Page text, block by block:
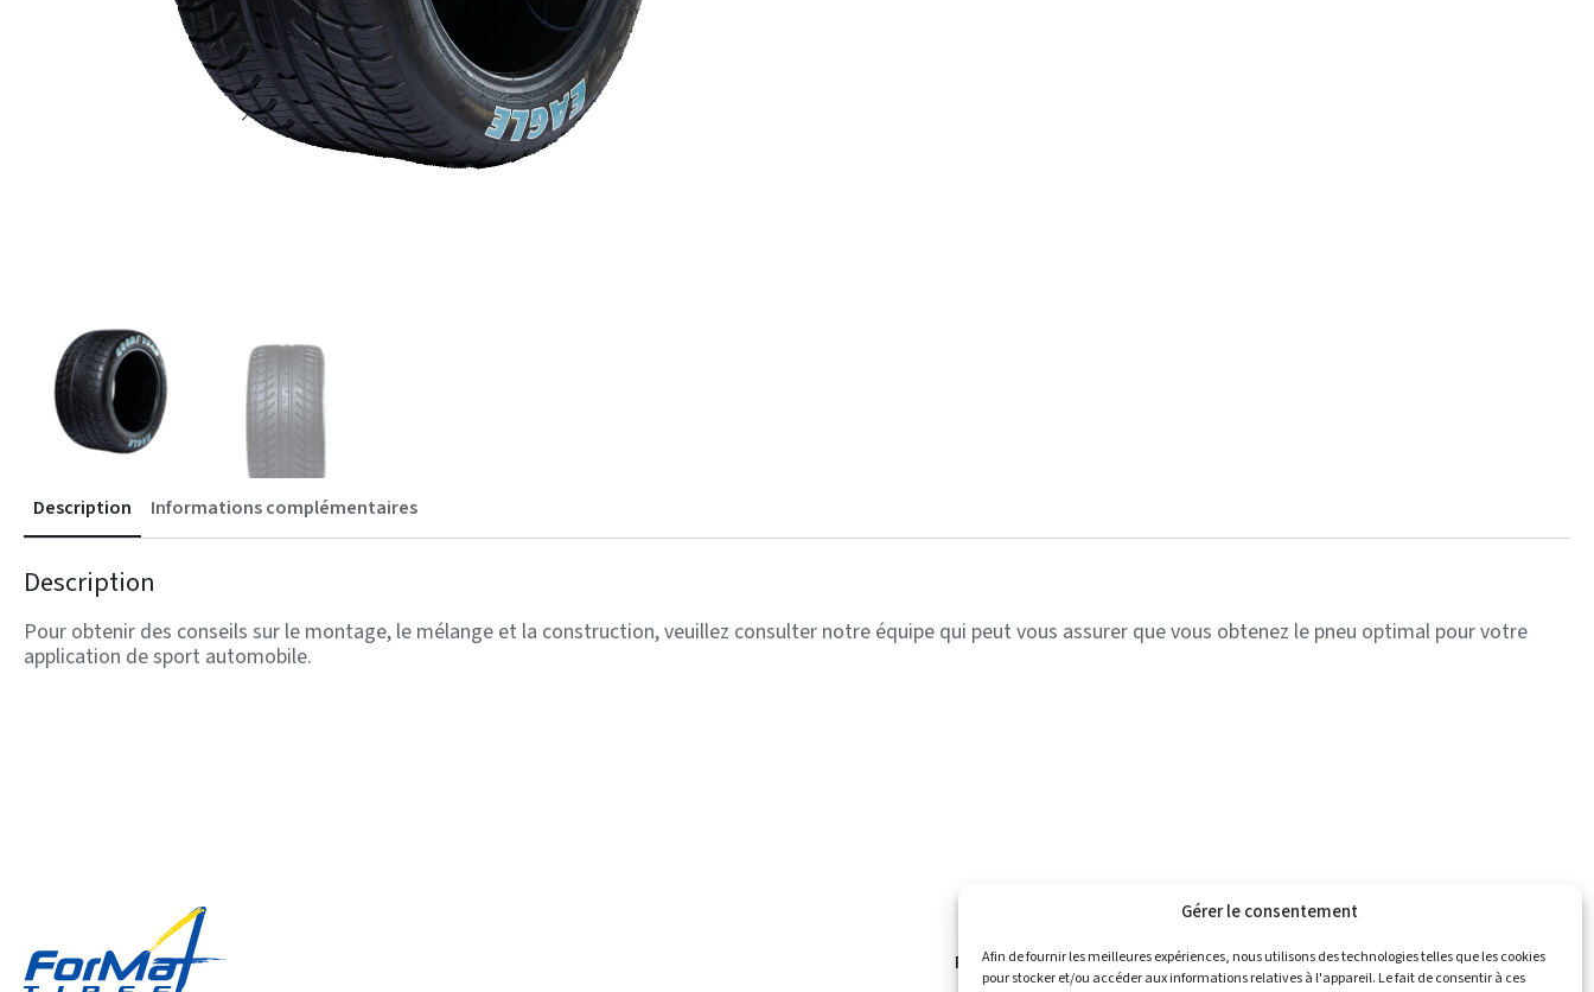
Gérer le consentement
Afin de fournir les meilleures expériences, nous utilisons des technologies telles que les cookies
pour stocker et/ou accéder aux informations relatives à l'appareil. Le fait de consentir à ces
Description Informations complémentaires
Description
Pour obtenir des conseils sur le montage, le mélange et la construction, veuillez consulter notre équipe qui peut vous assurer que vous obtenez le pneu optimal pour votre
application de sport automobile.
Page d'accueil Catalogue Championnats Contact